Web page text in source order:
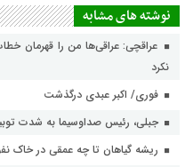
نوشته های مشابه
عراقچی: عراقی‌ها من را قهرمان
نکرد
فوری/ اکبر عبدی درگذشت
جبلی، رئیس صداوسیما به شدت
ریشه گیاهان تا چه عمقی در خاک